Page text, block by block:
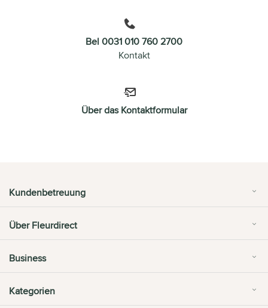
Bel 0031 010 760 2700
Kontakt
Über das Kontaktformular
Kundenbetreuung
Über Fleurdirect
Business
Kategorien